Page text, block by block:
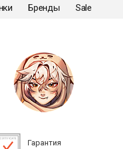
Бренды Sale
Гарантия